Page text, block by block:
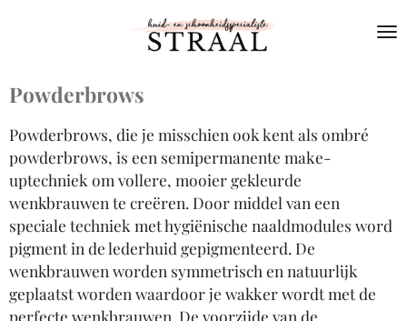
de
Powderbrows
Powderbrows, die je misschien ook kent als ombré
powderbrows, is een semipermanente make-
uptechniek om vollere, mooier gekleurde
wenkbrauwen te creëren. Door middel van een
speciale techniek met hygiënische naaldmodules word
pigment in de lederhuid gepigmenteerd. De
wenkbrauwen worden symmetrisch en natuurlijk
geplaatst worden waardoor je wakker wordt met de
perfecte wenkbrauwen. De voorzijde van de